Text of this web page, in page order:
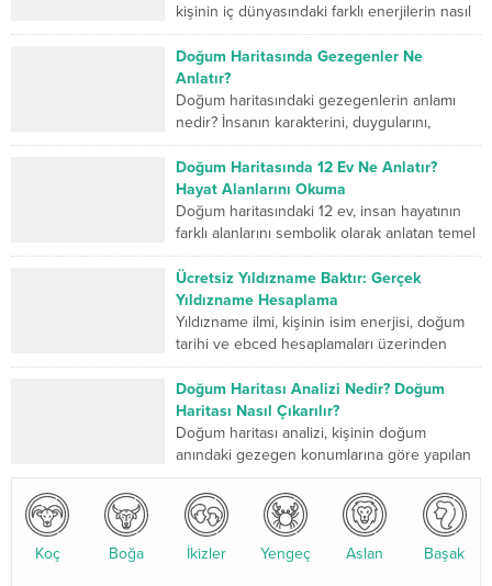
kişinin iç dünyasındaki farklı enerjilerin nasıl
çalıştığını gösterir. Kavuşum açısı iki...
Doğum Haritasında Gezegenler Ne
Anlatır?
Doğum haritasındaki gezegenlerin anlamı
nedir? İnsanın karakterini, duygularını,
düşünme biçimini, ilişkilerini, mücadele
gücünü ve yaşam yolculuğunda geliştirmesi
gereken yönlerini sembolik...
Doğum Haritasında 12 Ev Ne Anlatır?
Hayat Alanlarını Okuma
Doğum haritasındaki 12 ev, insan hayatının
farklı alanlarını sembolik olarak anlatan temel
bölümlerdir. Birinci ev kişinin dış dünyaya
sunduğu kimliği...
Ücretsiz Yıldızname Baktır: Gerçek
Yıldızname Hesaplama
Yıldızname ilmi, kişinin isim enerjisi, doğum
tarihi ve ebced hesaplamaları üzerinden
yapılan kadim bir değerlendirme sistemidir.
Son yıllarda özellikle yıldızname...
Doğum Haritası Analizi Nedir? Doğum
Haritası Nasıl Çıkarılır?
Doğum haritası analizi, kişinin doğum
anındaki gezegen konumlarına göre yapılan
analiz, karakter yapısı, ilişkiler, kariyer...
Koç Boğa İkizler Yengeç Aslan Başak